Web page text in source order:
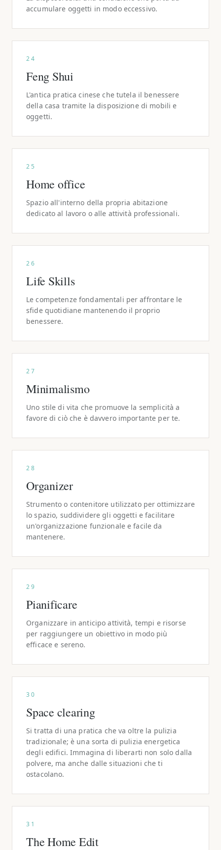
accumulare oggetti in modo eccessivo.
24
Feng Shui
L'antica pratica cinese che tutela il benessere
della casa tramite la disposizione di mobili e
oggetti.
25
Home office
Spazio all'interno della propria abitazione
dedicato al lavoro o alle attività professionali.
26
Life Skills
Le competenze fondamentali per affrontare le
sfide quotidiane mantenendo il proprio
benessere.
27
Minimalismo
Uno stile di vita che promuove la semplicità a
favore di ciò che è davvero importante per te.
28
Organizer
Strumento o contenitore utilizzato per ottimizzare
lo spazio, suddividere gli oggetti e facilitare
un'organizzazione funzionale e facile da
mantenere.
29
Pianificare
Organizzare in anticipo attività, tempi e risorse
per raggiungere un obiettivo in modo più
efficace e sereno.
30
Space clearing
Si tratta di una pratica che va oltre la pulizia
tradizionale; è una sorta di pulizia energetica
degli edifici. Immagina di liberarti non solo dalla
polvere, ma anche dalle situazioni che ti
ostacolano.
31
The Home Edit